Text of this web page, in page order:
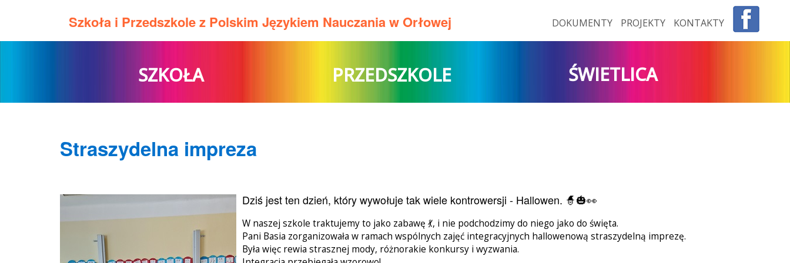
Szkoła i Przedszkole z Polskim Językiem Nauczania w Orłowej DOKUMENTY PROJEKTY KONTAKTY
SZKOŁA PRZEDSZKOLE ŚWIETLICA
Straszydelna impreza
Dziś jest ten dzień, który wywołuje tak wiele kontrowersji - Hallowen. 🧙🎃👀
W naszej szkole traktujemy to jako zabawę 💃, i nie podchodzimy do niego jako do święta.
Pani Basia zorganizowała w ramach wspólnych zajęć integracyjnych hallowenową straszydelną imprezę.
Była więc rewia strasznej mody, różnorakie konkursy i wyzwania.